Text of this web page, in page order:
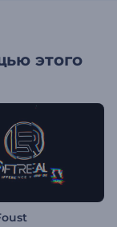
этого